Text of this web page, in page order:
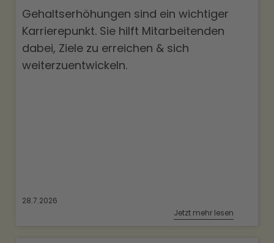
Gehaltserhöhungen sind ein wichtiger
Karrierepunkt. Sie hilft Mitarbeitenden
dabei, Ziele zu erreichen & sich
weiterzuentwickeln.
28.7.2026
Jetzt mehr lesen